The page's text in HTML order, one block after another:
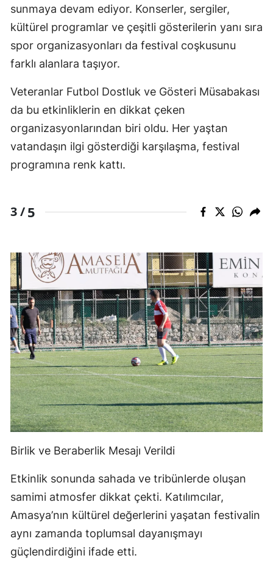
sunmaya devam ediyor. Konserler, sergiler,
kültürel programlar ve çeşitli gösterilerin yanı sıra
spor organizasyonları da festival coşkusunu
farklı alanlara taşıyor.
Veteranlar Futbol Dostluk ve Gösteri Müsabakası
da bu etkinliklerin en dikkat çeken
organizasyonlarından biri oldu. Her yaştan
vatandaşın ilgi gösterdiği karşılaşma, festival
programına renk kattı.
3 /5
Birlik ve Beraberlik Mesajı Verildi
Etkinlik sonunda sahada ve tribünlerde oluşan
samimi atmosfer dikkat çekti. Katılımcılar,
Amasya’nın kültürel değerlerini yaşatan festivalin
aynı zamanda toplumsal dayanışmayı
güçlendirdiğini ifade etti.